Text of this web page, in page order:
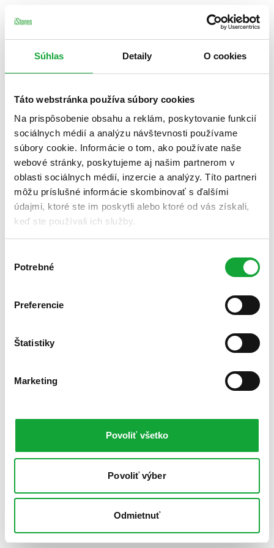
Súhlas Detaily O cookies
Táto webstránka používa súbory cookies
Na prispôsobenie obsahu a reklám, poskytovanie funkcií
sociálnych médií a analýzu návštevnosti používame
súbory cookie. Informácie o tom, ako používate naše
webové stránky, poskytujeme aj našim partnerom v
oblasti sociálnych médií, inzercie a analýzy. Títo partneri
môžu príslušné informácie skombinovať s ďalšími
údajmi, ktoré ste im poskytli alebo ktoré od vás získali,
keď ste používali ich služby.
súhlasu
Potrebné
Preferencie
Štatistiky
Marketing
Povoliť všetko
Povoliť výber
Odmietnuť